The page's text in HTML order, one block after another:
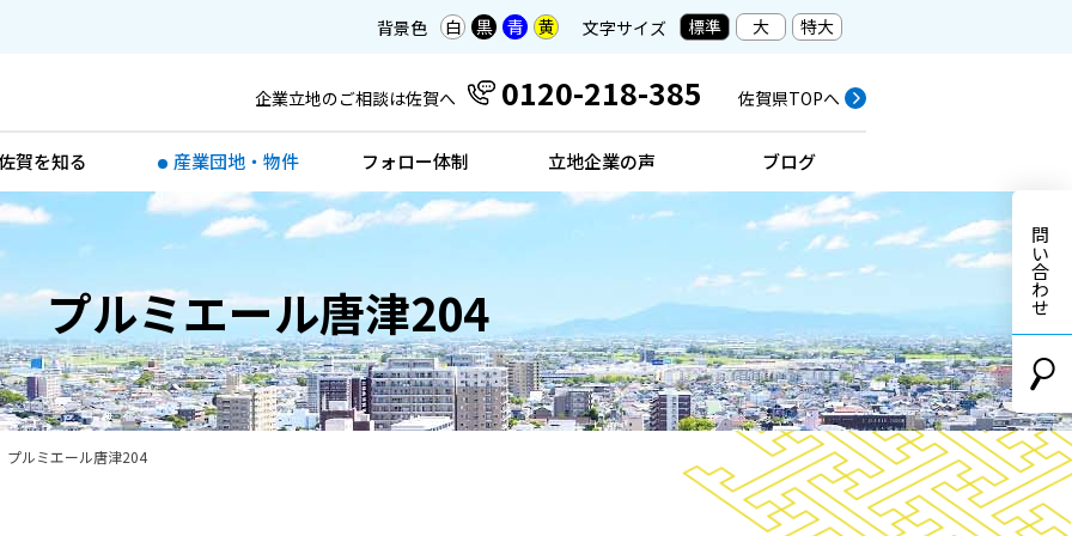
背景色 白 黒 青 黄 文字サイズ 標準 大 特大
企業立地のご相談は佐賀へ 0120-218-385 佐賀県TOPへ
賀を知る 産業団地・物件 フォロー体制 立地企業の声 ブログ
お問い合わせ
プルミエール唐津204
プルミエール唐津204